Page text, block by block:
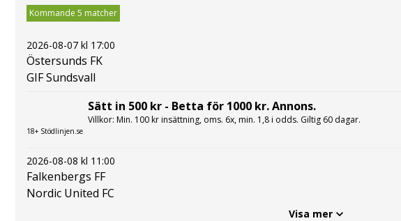
Kommande 5 matcher
2026-08-07 kl 17:00
Östersunds FK
GIF Sundsvall
18+ Stödlinjen.se
Sätt in 500 kr - Betta för 1000 kr. Annons.
Villkor: Min. 100 kr insättning, oms. 6x, min. 1,8 i odds. Giltig 60 dagar.
2026-08-08 kl 11:00
Falkenbergs FF
Nordic United FC
Visa mer